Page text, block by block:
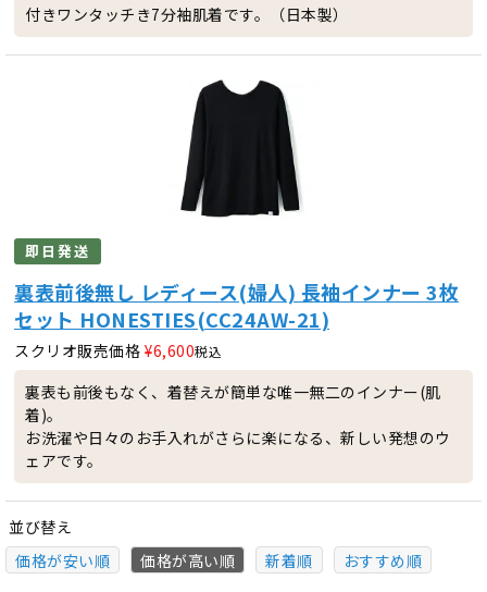
付きワンタッチき7分袖肌着です。（日本製）
即日発送
裏表前後無し レディース(婦人) 長袖インナー 3枚
セット HONESTIES(CC24AW-21)
スクリオ販売価格 ¥6,600税込
裏表も前後もなく、着替えが簡単な唯一無二のインナー(肌
着)。
お洗濯や日々のお手入れがさらに楽になる、新しい発想のウ
ェアです。
並び替え
価格が安い順
価格が高い順 新着順 おすすめ順